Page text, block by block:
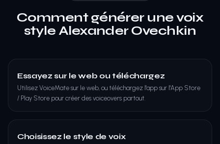
Comment générer une voix
style Alexander Ovechkin
Essayez sur le web ou téléchargez
Utilisez VoiceMate sur le web, ou téléchargez l'app sur l'App Store
/ Play Store pour créer des voiceovers partout.
Choisissez le style de voix